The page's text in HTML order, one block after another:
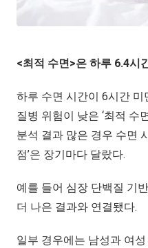
<최적 수면>은 하루 6.4시
하루 수면 시간이 6시간
질병 위험이 낮은 ‘최적 수
분석 결과 많은 경우 수면
점’은 장기마다 달랐다.
예를 들어 심장 단백질 기
더 나은 결과와 연결됐다.
일부 경우에는 남성과 여